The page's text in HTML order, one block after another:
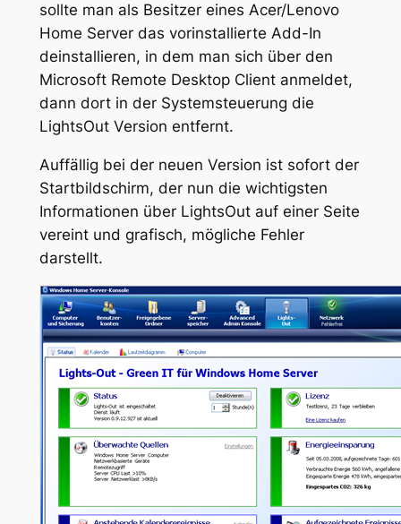
sollte man als Besitzer eines Acer/Lenovo
Home Server das vorinstallierte Add-In
deinstallieren, in dem man sich über den
Microsoft Remote Desktop Client anmeldet,
dann dort in der Systemsteuerung die
LightsOut Version entfernt.
Auffällig bei der neuen Version ist sofort der
Startbildschirm, der nun die wichtigsten
Informationen über LightsOut auf einer Seite
vereint und grafisch, mögliche Fehler
darstellt.